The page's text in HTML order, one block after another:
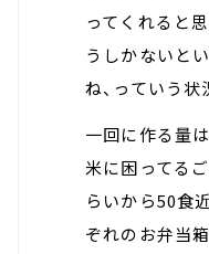
ってくれると
うしかないと
ね、っていう状
一回に作る量
米に困ってる
らいから50食
ぞれのお弁当